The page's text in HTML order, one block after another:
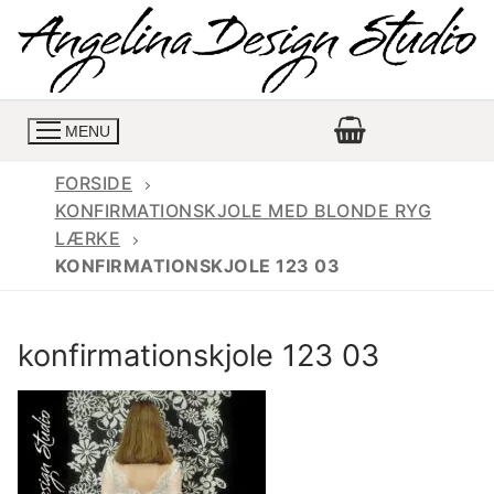
indhold
MENU
Konfirmations buksedragter
Konfirmationskjoler med lange ærmer
Konfirmationskjoler udsalg
Skrædder priser
Bukser priser
Jeans priser
Book en tid
Kontakt
FORSIDE
KONFIRMATIONSKJOLE MED BLONDE RYG
LÆRKE
KONFIRMATIONSKJOLE 123 03
konfirmationskjole 123 03